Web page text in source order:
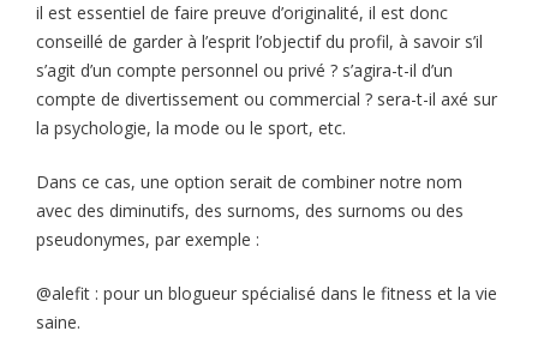
il est essentiel de faire preuve d’originalité, il est donc
conseillé de garder à l’esprit l’objectif du profil, à savoir s’il
s’agit d’un compte personnel ou privé ? s’agira-t-il d’un
compte de divertissement ou commercial ? sera-t-il axé sur
la psychologie, la mode ou le sport, etc.
Dans ce cas, une option serait de combiner notre nom
avec des diminutifs, des surnoms, des surnoms ou des
pseudonymes, par exemple :
@alefit : pour un blogueur spécialisé dans le fitness et la vie
saine.